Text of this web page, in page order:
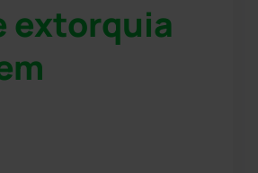
extorquia